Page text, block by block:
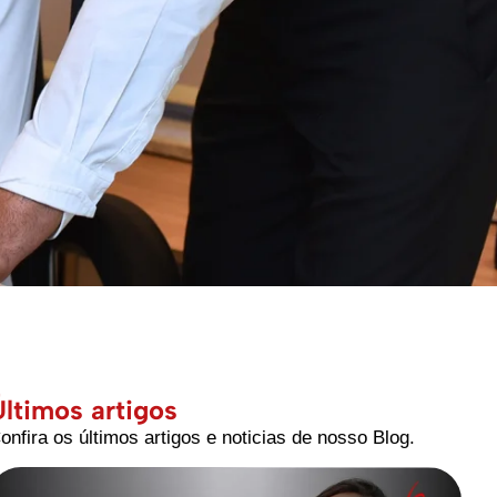
artigos
os últimos artigos e noticias de nosso Blog.